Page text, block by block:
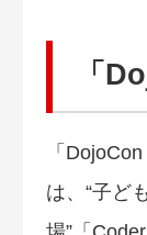
「
「
は、“子ど